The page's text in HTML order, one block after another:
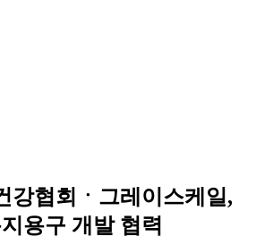
강협회ㆍ그레이스케일,
용구 개발 협력